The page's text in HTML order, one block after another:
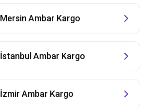
Mersin Ambar Kargo
İstanbul Ambar Kargo
İzmir Ambar Kargo